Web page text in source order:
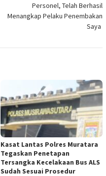
Personel, Telah Berhasil
Menangkap Pelaku Penembakan
Saya
Kasat Lantas Polres Muratara
Tegaskan Penetapan
Tersangka Kecelakaan Bus ALS
Sudah Sesuai Prosedur